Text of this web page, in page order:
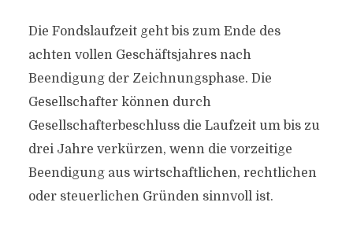
Die Fondslaufzeit geht bis zum Ende des
achten vollen Geschäftsjahres nach
Beendigung der Zeichnungsphase. Die
Gesellschafter können durch
Gesellschafterbeschluss die Laufzeit um bis zu
drei Jahre verkürzen, wenn die vorzeitige
Beendigung aus wirtschaftlichen, rechtlichen
oder steuerlichen Gründen sinnvoll ist.